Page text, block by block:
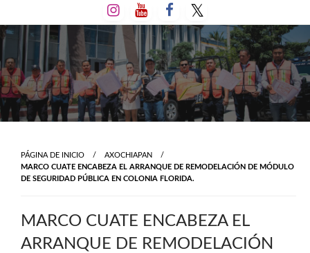
al
contenido
PÁGINA DE INICIO
AXOCHIAPAN
MARCO CUATE ENCABEZA EL ARRANQUE DE REMODELACIÓN DE MÓDULO
DE SEGURIDAD PÚBLICA EN COLONIA FLORIDA.
MARCO CUATE ENCABEZA EL
ARRANQUE DE REMODELACIÓN